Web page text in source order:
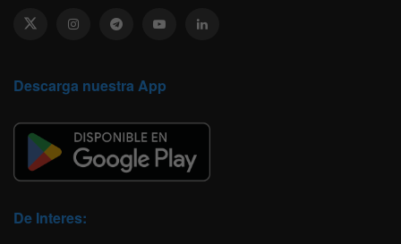
Descarga nuestra App
De Interes: